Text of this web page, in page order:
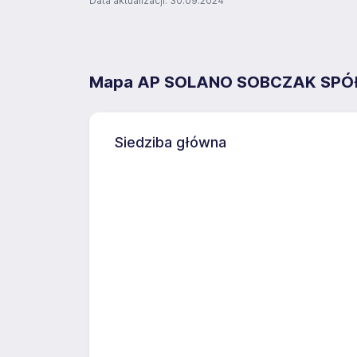
Mapa AP SOLANO SOBCZAK
Siedziba główna